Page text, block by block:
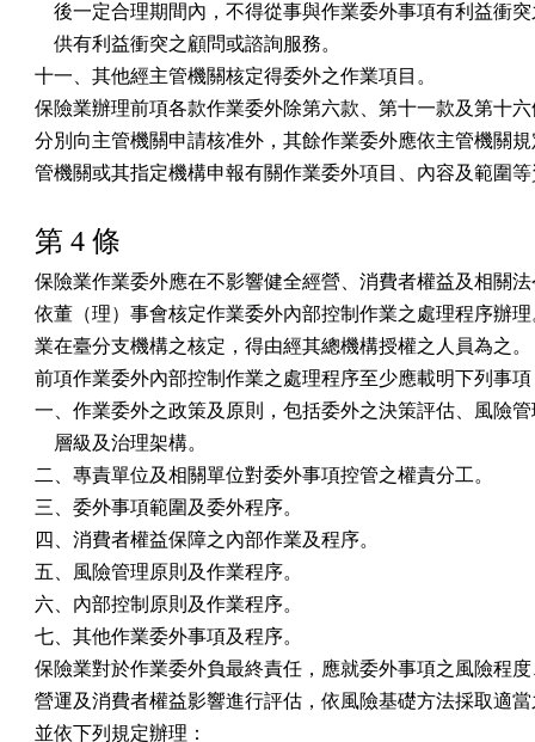
後一定合理期間內，不得從事與作業委外事項有利益衝
    供有利益衝突之顧問或諮詢服務。
十一、其他經主管機關核定得委外之作業項目。
保險業辦理前項各款作業委外除第六款、第十一款及第十
分別向主管機關申請核准外，其餘作業委外應依主管機關
管機關或其指定機構申報有關作業委外項目、內容及範圍
第 4 條
保險業作業委外應在不影響健全經營、消費者權益及相關
依董（理）事會核定作業委外內部控制作業之處理程序辦
業在臺分支機構之核定，得由經其總機構授權之人員為之。
前項作業委外內部控制作業之處理程序至少應載明下列事項
一、作業委外之政策及原則，包括委外之決策評估、風險
    層級及治理架構。
二、專責單位及相關單位對委外事項控管之權責分工。
三、委外事項範圍及委外程序。
四、消費者權益保障之內部作業及程序。
五、風險管理原則及作業程序。
六、內部控制原則及作業程序。
七、其他作業委外事項及程序。
保險業對於作業委外負最終責任，應就委外事項之風險程
營運及消費者權益影響進行評估，依風險基礎方法採取適
並依下列規定辦理：